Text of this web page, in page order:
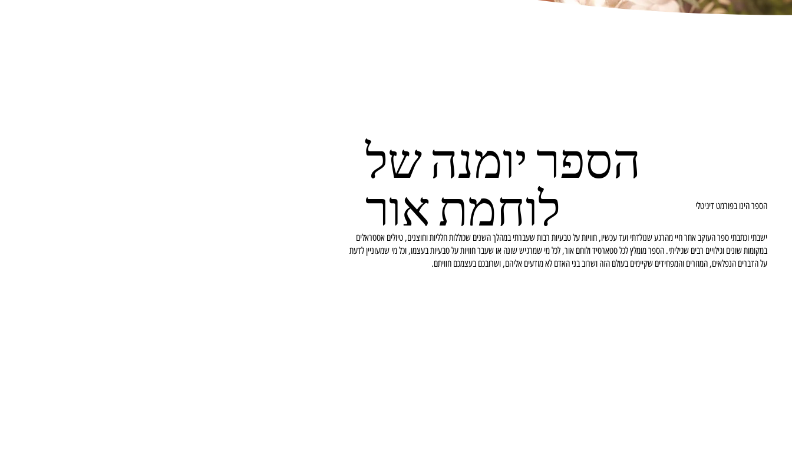
הספר יומנה של
לוחמת אור
הספר הינו בפורמט דיגיטלי
ישבתי וכתבתי ספר העוקב אחר חיי מהרגע שנולדתי ועד עכשיו, חוויות על טבעיות רבות שעברתי במהלך השנים שכוללות חלליות וחוצנים, טיולים אסטראלים
במקומות שונים וגילויים רבים שגיליתי. הספר מומלץ לכל סטארסיד ולוחם אור, לכל מי שמרגיש שונה או שעבר חוויות על טבעיות בעצמו, וכל מי שמעוניין לדעת
על הדברים הנפלאים, המוזרים והמפחידים שקיימים בעולם הזה ושרוב בני האדם לא מודעים אליהם, ושרובכם בעצמכם חוויתם.